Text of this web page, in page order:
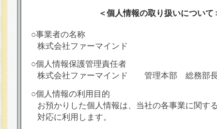
＜個人情報の取り扱いについて
○事業者の名称
株式会社ファーマインド
○個人情報保護管理責任者
株式会社ファーマインド 管理本部 総務部
○個人情報の利用目的
お預かりした個人情報は、当社の各事業に関す
対応に利用します。